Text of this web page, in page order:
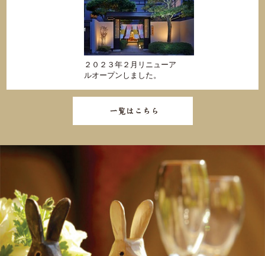
２０２３年２月リニューア
ルオープンしました。